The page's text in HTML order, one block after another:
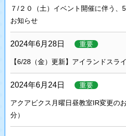
７/２０（土）イベント開催に伴う
お知らせ
2024年6月28日 重要
【6/28（金）更新】アイランドスラ
2024年6月24日 重要
アクアビクス月曜日昼教室IR変更の
分）